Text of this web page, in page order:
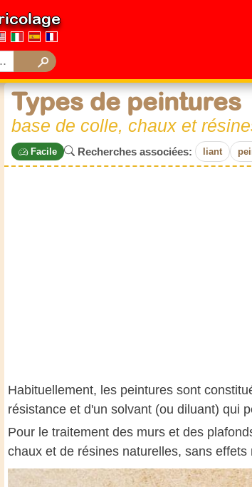
Types de peintures
base de colle, chaux et
Facile Recherches associées: liant
Habituellement, les peintures sont
résistance et d'un solvant (ou diluant) qui
Pour le traitement des murs et des
chaux et de résines naturelles, sans effets